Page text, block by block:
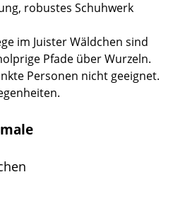
robustes Schuhwerk
im Juister Wäldchen sind
Pfade über Wurzeln.
Personen nicht geeignet.